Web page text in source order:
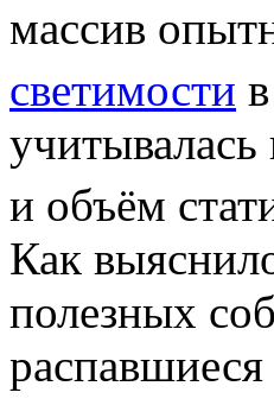
массив
светимости
и объём
Как
полезных
распавшиеся